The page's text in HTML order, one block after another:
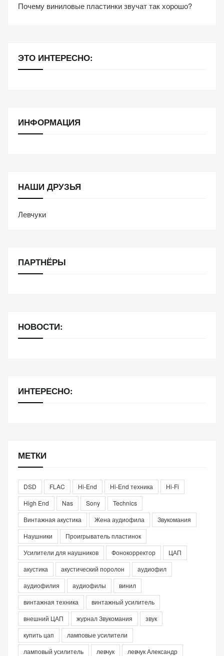
Почему виниловые пластинки звучат так хорошо?
ЭТО ИНТЕРЕСНО:
ИНФОРМАЦИЯ
НАШИ ДРУЗЬЯ
Левчуки
ПАРТНЁРЫ
НОВОСТИ:
ИНТЕРЕСНО:
МЕТКИ
DSD FLAC Hi-End Hi-End техника
Hi-Fi
High End
Nas Sony
Technics
Винтажная акустика
Жена аудиофила
Звукомания
Наушники
Проигрыватель пластинок
Усилители для наушников
Фонокорректор
ЦАП
акустика
акустический поролон
аудиофил
аудиофилия
аудиофилы
винил
винтажная техника
винтажный усилитель
внешний ЦАП
журнал Звукомания
звук
купить цап
ламповые усилители
ламповый усилитель
левчук
левчук Александр